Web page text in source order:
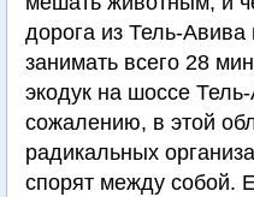
дорога из Тель-
занимать всего 28
экодук на шоссе
сожалению, в этой
радикальных
спорят между собой.